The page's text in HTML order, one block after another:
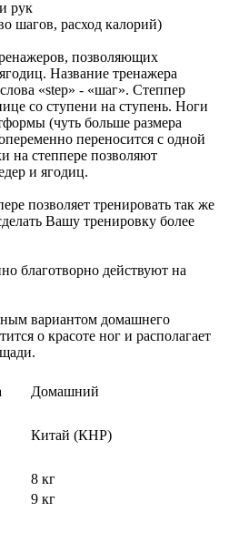
рук
шагов, расход калорий)
позволяющих
Название тренажера
«step» - «шаг». Степпер
со ступени на ступень. Ноги
(чуть больше размера
переносится с одной
на степпере позволяют
и ягодиц.
позволяет тренировать так же
Вашу тренировку более
благотворно действуют на
вариантом домашнего
о красоте ног и располагает
Домашний
Китай (КНР)
8 кг
9 кг